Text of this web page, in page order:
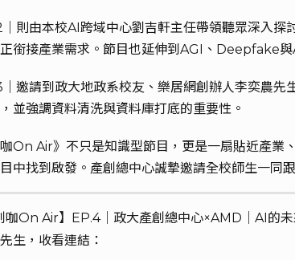
｜則由本校AI跨域中心劉吉軒主任帶領聽眾深入
銜接產業需求。節目也延伸到AGI、Deepfake
邀請到政大地政系校友、樂居網創辦人李奕農
並強調資料清洗與資料庫打底的重要性。
咖On Air》不只是知識型節目，更是一扇貼近產
中找到啟發。產創總中心誠摯邀請全校師生一同
咖On Air】EP.4｜政大產創總中心×AMD｜AI的
生，收看連結：